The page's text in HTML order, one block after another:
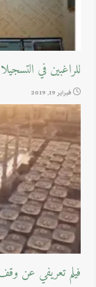
للراغبين في
فبراير 19, 2019
فيلم تعريفي عن